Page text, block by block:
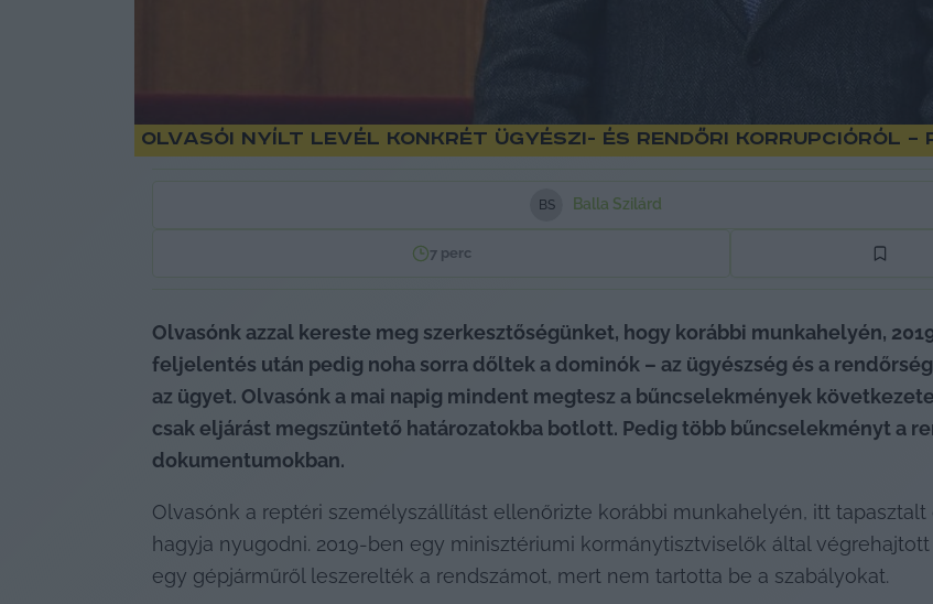
Olvasói nyílt levél konkrét ügyészi- és rendőri korrupcióról –
BS Balla Szilárd
7perc
Olvasónk azzal kereste meg szerkesztőségünket, hogy korábbi munkahelyén,
feljelentés után pedig noha sorra dőltek a dominók – az ügyészség és a
az ügyet. Olvasónk a mai napig mindent megtesz a bűncselekmények
csak eljárást megszüntető határozatokba botlott. Pedig több bűncselekményt a
dokumentumokban.
Olvasónk a reptéri személyszállítást ellenőrizte korábbi munkahelyén, itt
hagyja nyugodni. 2019-ben egy minisztériumi kormánytisztviselők által
egy gépjárműről leszerelték a rendszámot, mert nem tartotta be a szabályokat.